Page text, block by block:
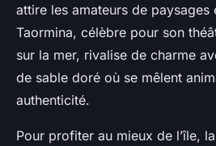
attire les amateurs de paysages
Taormina, célèbre pour son
sur la mer, rivalise de charme
de sable doré où se mêlent
authenticité.
Pour profiter au mieux de l’île,